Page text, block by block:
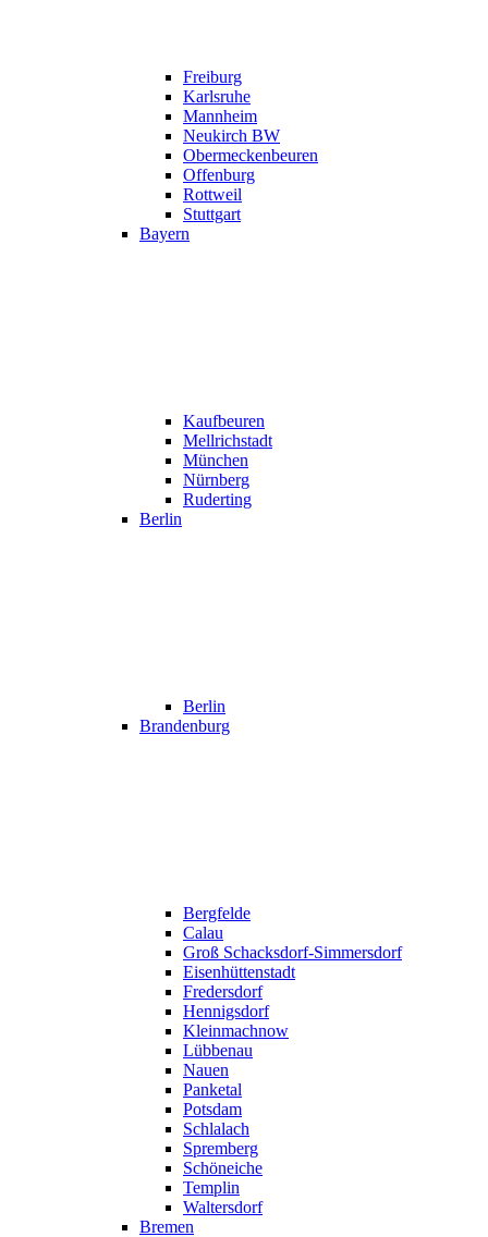
Freiburg
Karlsruhe
Mannheim
Neukirch BW
Obermeckenbeuren
Offenburg
Rottweil
Stuttgart
Bayern
Kaufbeuren
Mellrichstadt
München
Nürnberg
Ruderting
Berlin
Berlin
Brandenburg
Bergfelde
Calau
Groß Schacksdorf-Simmersdorf
Eisenhüttenstadt
Fredersdorf
Hennigsdorf
Kleinmachnow
Lübbenau
Nauen
Panketal
Potsdam
Schlalach
Spremberg
Schöneiche
Templin
Waltersdorf
Bremen